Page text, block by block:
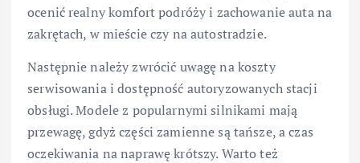
ocenić realny komfort podróży i zachowanie auta na
zakrętach, w mieście czy na autostradzie.
Następnie należy zwrócić uwagę na koszty
serwisowania i dostępność autoryzowanych stacji
obsługi. Modele z popularnymi silnikami mają
przewagę, gdyż części zamienne są tańsze, a czas
oczekiwania na naprawę krótszy. Warto też